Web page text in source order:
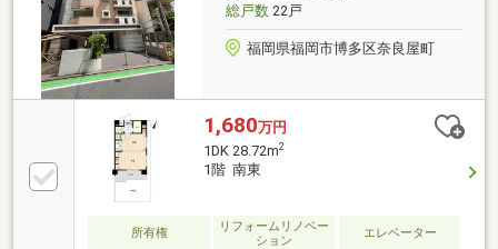
総戸数22戸
福岡県福岡市博多区奈良屋町
1,680万円
1DK 28.72m2
1階 南東
所有権
リフォームリノベー
ション
エレベーター